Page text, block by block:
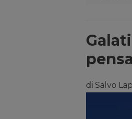
di Salvo